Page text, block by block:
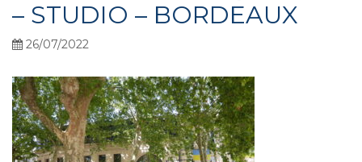
– STUDIO – BORDEAUX
26/07/2022